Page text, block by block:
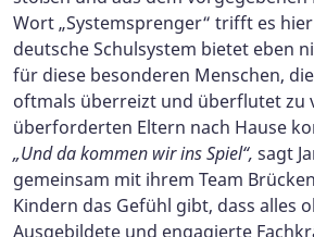
Wort „Systemsprenger“ trifft es
deutsche Schulsystem bietet eben
für diese besonderen Menschen,
oftmals überreizt und überflutet zu
überforderten Eltern nach Hause
„Und da kommen wir ins Spiel“, sagt
gemeinsam mit ihrem Team
Kindern das Gefühl gibt, dass alles
Ausgebildete und engagierte